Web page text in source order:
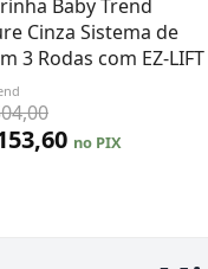
Baby Trend
Cinza Sistema de
3 Rodas com EZ-LIFT
no PIX